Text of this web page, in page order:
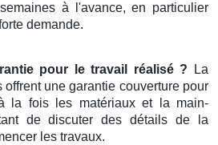
à l'avance, en particulier
demande.
pour le travail réalisé ? La
offrent une garantie couverture pour
la fois les matériaux et la main-
de discuter des détails de la
les travaux.